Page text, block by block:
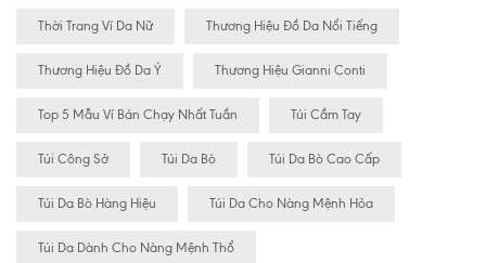
Thời Trang Ví Da Nữ Thương Hiệu Đồ Da Nổi Tiếng
Thương Hiệu Đồ Da Ý Thương Hiệu Gianni Conti
Top 5 Mẫu Ví Bán Chạy Nhất Tuần Túi Cầm Tay
Túi Công Sở Túi Da Bò Túi Da Bò Cao Cấp
Túi Da Bò Hàng Hiệu Túi Da Cho Nàng Mệnh Hỏa
Túi Da Dành Cho Nàng Mệnh Thổ